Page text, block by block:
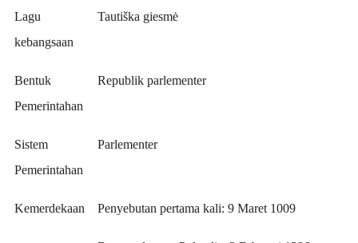
Lagu
kebangsaan
Tautiška giesmė
Bentuk
Pemerintahan
Republik parlementer
Sistem
Pemerintahan
Parlementer
Kemerdekaan Penyebutan pertama kali: 9 Maret 1009